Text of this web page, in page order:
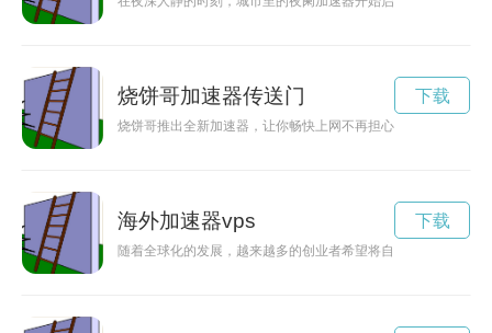
烧饼哥加速器传送门
烧饼哥推出全新加速器，让你畅快上网不再担心网速慢！
下载
海外加速器vps
随着全球化的发展，越来越多的创业者希望将自己的创业项目
下载